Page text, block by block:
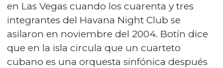
en Las Vegas cuando los cuarenta y tres
integrantes del Havana Night Club se
asilaron en noviembre del 2004. Botín dice
que en la isla circula que un cuarteto
cubano es una orquesta sinfónica después